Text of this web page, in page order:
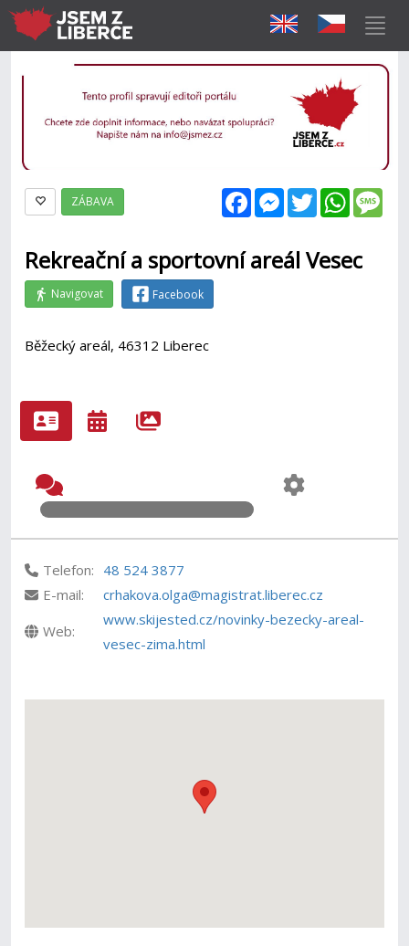
FacebookMessenger
Twitter
ZÁBAVA
Rekreační a sportovní areál Vesec
Navigovat Facebook
Běžecký areál, 46312 Liberec
Telefon: 48 524 3877
E-mail:
crhakova.olga@magistrat.liberec.cz
Web:
www.skijested.cz/novinky-bezecky-areal-
vesec-zima.html